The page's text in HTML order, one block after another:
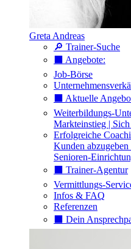
Greta Andreas
🔎 Trainer-Suche
⬛️ Angebote:
Job-Börse
⬛️ Aktuelle
Weiterbildungs-
Markteinstieg |
Erfolgreiche
Kunden
Senioren-
⬛️ Trainer-Agentur
Vermittlungs-
Infos & FAQ
Referenzen
⬛️ Dein